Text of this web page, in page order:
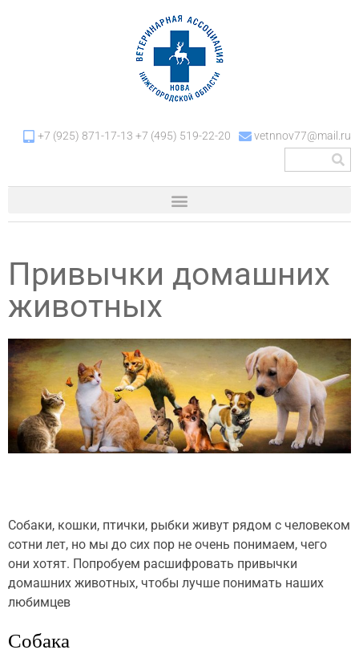
+7 (925) 871-17-13 +7 (495) 519-22-20 vetnnov77@mail.ru
Привычки домашних
животных
Собаки, кошки, птички, рыбки живут рядом с человеком
сотни лет, но мы до сих пор не очень понимаем, чего
они хотят. Попробуем расшифровать привычки
домашних животных, чтобы лучше понимать наших
любимцев
Собака